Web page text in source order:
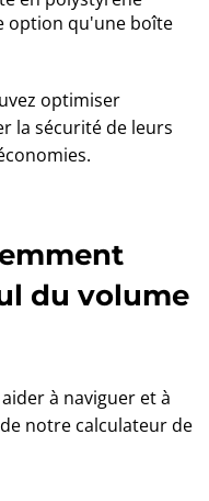
option qu'une boîte
optimiser
la sécurité de leurs
du volume
à naviguer et à
notre calculateur de